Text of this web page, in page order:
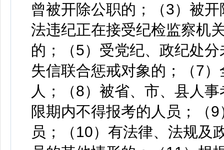
曾被开除公职的；（3）被
法违纪正在接受纪检监察机
的；（5）受党纪、政纪处
失信联合惩戒对象的；（7
人；（8）被省、市、县人
限期内不得报考的人员；（
员；（10）有法律、法规及